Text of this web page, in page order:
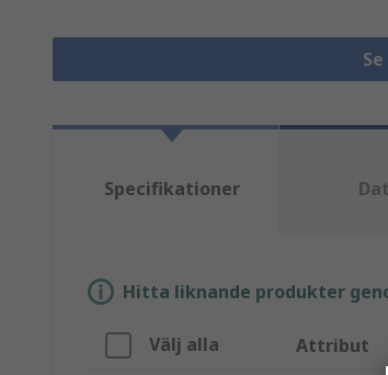
Specifikationer
Hitta liknande produkter
Välj alla Attribut